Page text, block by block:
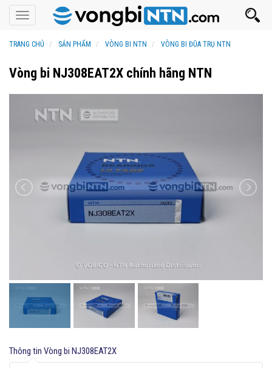
Toggle
navigation
TRANG CHỦ SẢN PHẨM VÒNG BI NTN VÒNG BI ĐŨA TRỤ NTN
Vòng bi NJ308EAT2X chính hãng NTN
Thông tin Vòng bi NJ308EAT2X